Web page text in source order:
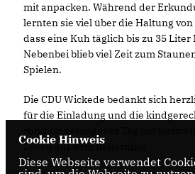
mit anpacken. Während der
lernten sie viel über die Haltung
dass eine Kuh täglich bis zu 35 Liter
Nebenbei blieb viel Zeit zum
Spielen.
Die CDU Wickede bedankt sich
für die Einladung und die
Leben auf dem Bauernhof.
Cookie Hinweis
Diese Webseite verwendet